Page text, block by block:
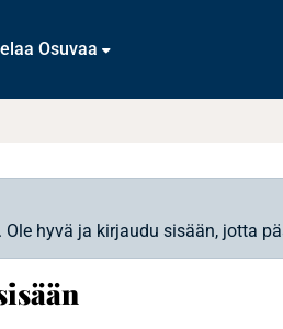
Osuvaa
hyvä ja kirjaudu sisään, jotta